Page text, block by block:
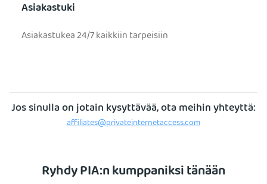
Asiakastuki
Asiakastukea 24/7 kaikkiin tarpeisiin
Jos sinulla on jotain kysyttävää, ota meihin yhteyttä:
affiliates@privateinternetaccess.com
Ryhdy PIA:n kumppaniksi tänään